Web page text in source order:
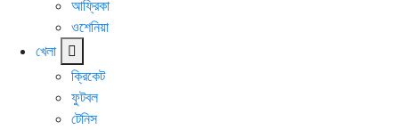
আফ্রিকা
ওশেনিয়া
খেলা
ক্রিকেট
ফুটবল
টেনিস